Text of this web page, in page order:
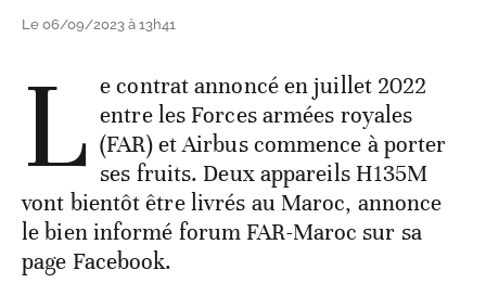
Le 06/09/2023 à 13h41
L e contrat annoncé en juillet 2022
entre les Forces armées royales
(FAR) et Airbus commence à porter
ses fruits. Deux appareils H135M
vont bientôt être livrés au Maroc, annonce
le bien informé forum FAR-Maroc sur sa
page Facebook.